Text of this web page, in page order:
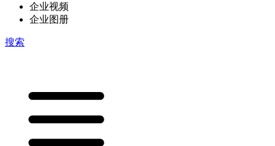
企业视频
企业图册
搜索